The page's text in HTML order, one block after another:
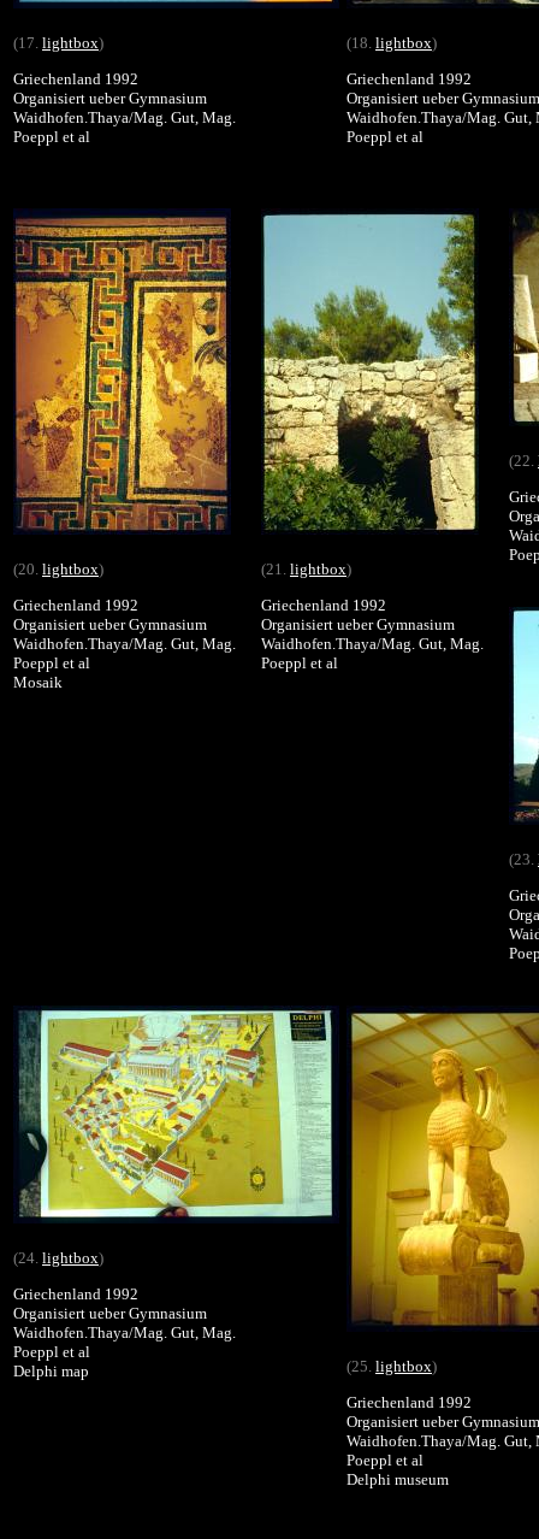
(17. lightbox)
Griechenland 1992
Organisiert ueber Gymnasium
Waidhofen.Thaya/Mag. Gut, Mag.
Poeppl et al
(18. lightbox)
Griechenland 1992
Organisiert ueber Gymnasium
Waidhofen.Thaya/Mag. Gut,
Poeppl et al
(20. lightbox)
Griechenland 1992
Organisiert ueber Gymnasium
Waidhofen.Thaya/Mag. Gut, Mag.
Poeppl et al
Mosaik
(21. lightbox)
Griechenland 1992
Organisiert ueber Gymnasium
Waidhofen.Thaya/Mag. Gut, Mag.
Poeppl et al
(22.
(23.
(24. lightbox)
Griechenland 1992
Organisiert ueber Gymnasium
Waidhofen.Thaya/Mag. Gut, Mag.
Poeppl et al
Delphi map
(25. lightbox)
Griechenland 1992
Organisiert ueber Gymnasium
Waidhofen.Thaya/Mag. Gut,
Poeppl et al
Delphi museum